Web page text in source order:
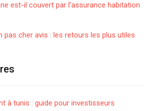
est-il couvert par l’assurance habitation
pas cher avis : les retours les plus utiles
à tunis : guide pour investisseurs